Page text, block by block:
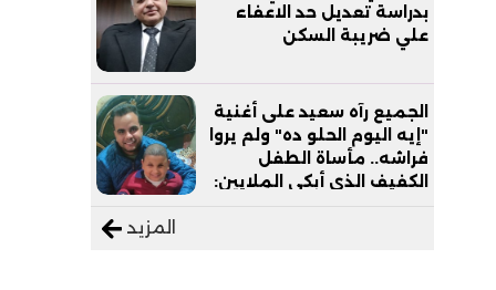
بدراسة تعديل حد الاعفاء
علي ضريبة السكن
الجميع رآه سعيد على أغنية
"إيه اليوم الحلو ده" ولم يروا
فراشه.. مأساة الطفل
الكفيف الذي أبكى الملايين:
المزيد